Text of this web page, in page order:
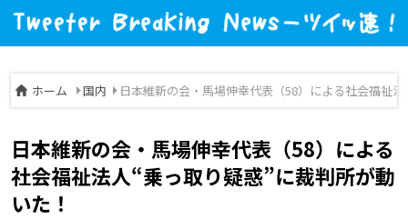
ホーム 国内 日本維新の会・馬場伸幸代表（58）による社会福祉
日本維新の会・馬場伸幸代表（58）による
社会福祉法人“乗っ取り疑惑”に裁判所が動
いた！